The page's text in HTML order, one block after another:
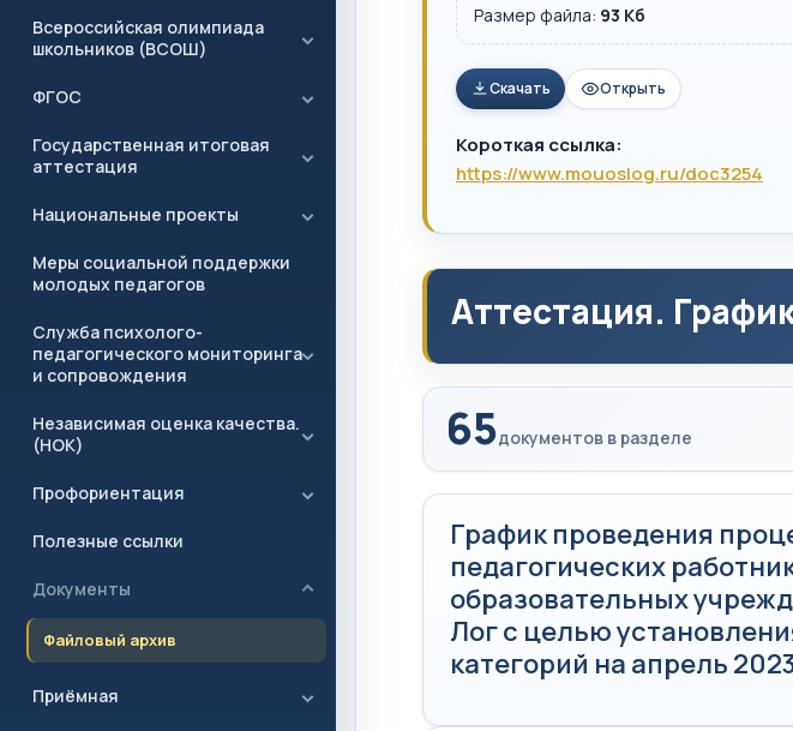
Всероссийская олимпиада
школьников (ВСОШ)
ФГОС
Государственная итоговая
аттестация
Национальные проекты
Меры социальной поддержки
молодых педагогов
Служба психолого-
педагогического мониторинга
и сопровождения
Независимая оценка качества.
(НОК)
Профориентация
Полезные ссылки
Документы
Файловый архив
Приёмная
Размер файла: 93 Кб
Скачать Открыть
Короткая ссылка:
https://www.mouoslog.ru/doc3254
Аттестация.
65документов в разделе
График проведения
педагогических
образовательных
Лог с целью
категорий на апрель